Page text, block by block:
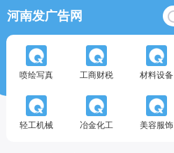
河南发广告网
喷绘写真 工商财税 材料设备
轻工机械 冶金化工 美容服饰